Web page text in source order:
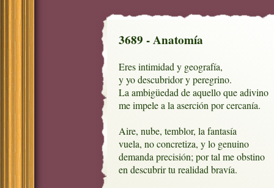
3689 - Anatomía
Eres intimidad y geografía,
y yo descubridor y peregrino.
La ambigüedad de aquello que adivino
me impele a la aserción por cercanía.
Aire, nube, temblor, la fantasía
vuela, no concretiza, y lo genuino
demanda precisión; por tal me obstino
en descubrir tu realidad bravía.